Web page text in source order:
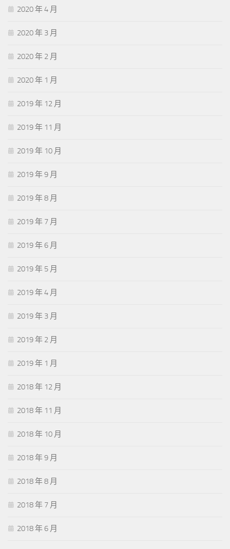
2020 年 4 月
2020 年 3 月
2020 年 2 月
2020 年 1 月
2019 年 12 月
2019 年 11 月
2019 年 10 月
2019 年 9 月
2019 年 8 月
2019 年 7 月
2019 年 6 月
2019 年 5 月
2019 年 4 月
2019 年 3 月
2019 年 2 月
2019 年 1 月
2018 年 12 月
2018 年 11 月
2018 年 10 月
2018 年 9 月
2018 年 8 月
2018 年 7 月
2018 年 6 月